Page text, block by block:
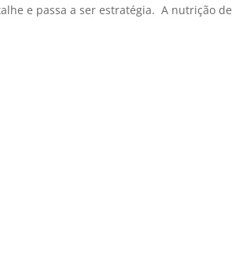
e passa a ser estratégia. A nutrição de